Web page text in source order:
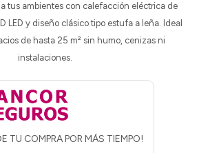
tus ambientes con calefacción eléctrica de
LED y diseño clásico tipo estufa a leña. Ideal
de hasta 25 m² sin humo, cenizas ni
instalaciones.
TU COMPRA POR MÁS TIEMPO!